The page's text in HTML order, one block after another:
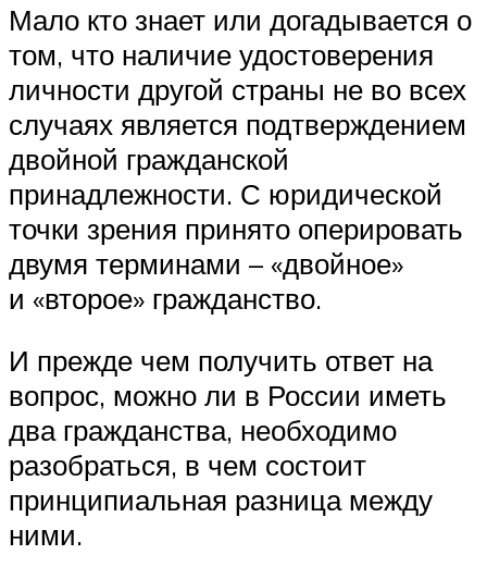
Мало кто знает или догадывается о
том, что наличие удостоверения
личности другой страны не во всех
случаях является подтверждением
двойной гражданской
принадлежности. С юридической
точки зрения принято оперировать
двумя терминами – «двойное»
и «второе» гражданство.
И прежде чем получить ответ на
вопрос, можно ли в России иметь
два гражданства, необходимо
разобраться, в чем состоит
принципиальная разница между
ними.